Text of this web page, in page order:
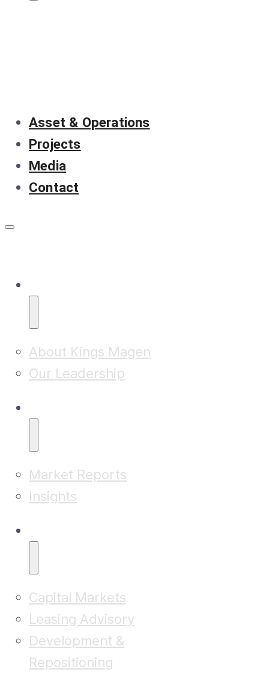
Asset & Operations
Projects
Media
Contact
About Kings Magen
Our Leadership
Market Reports
Insights
Capital Markets
Leasing Advisory
Development &
Repositioning